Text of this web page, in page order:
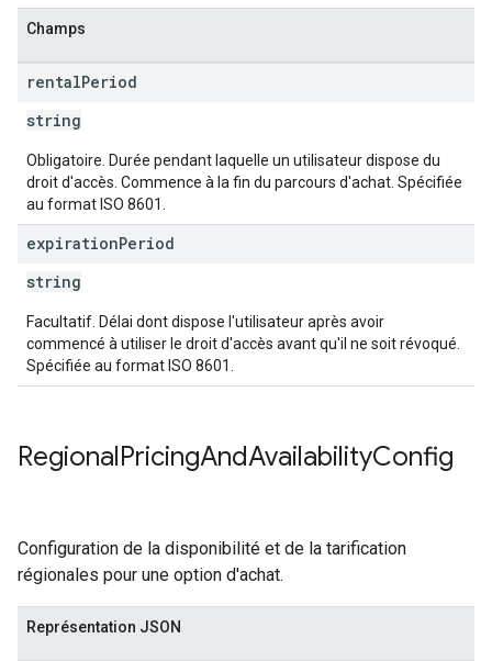
Champs
rentalPeriod
string
Obligatoire. Durée pendant laquelle un utilisateur dispose du
droit d'accès. Commence à la fin du parcours d'achat. Spécifiée
au format ISO 8601.
expirationPeriod
string
Facultatif. Délai dont dispose l'utilisateur après avoir
commencé à utiliser le droit d'accès avant qu'il ne soit révoqué.
Spécifiée au format ISO 8601.
RegionalPricingAndAvailabilityConfig
Configuration de la disponibilité et de la tarification
régionales pour une option d'achat.
Représentation JSON